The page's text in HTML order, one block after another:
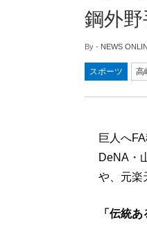
鋼外
By - NEWS
スポーツ 高
巨人へ
DeNA・
や、元楽
「伝統